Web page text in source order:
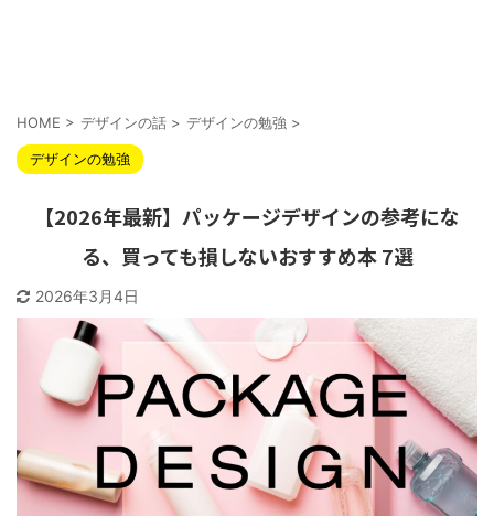
HOME > デザインの話 > デザインの勉強 >
デザインの勉強
【2026年最新】パッケージデザインの参考にな
る、買っても損しないおすすめ本 7選
2026年3月4日